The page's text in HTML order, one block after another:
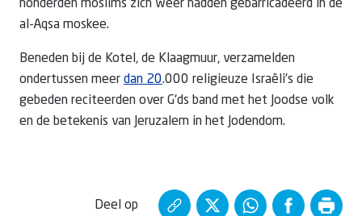
honderden moslims zich weer hadden gebarricadeerd in de
al-Aqsa moskee.
Beneden bij de Kotel, de Klaagmuur, verzamelden
ondertussen meer dan 20.000 religieuze Israëli’s die
gebeden reciteerden over G'ds band met het Joodse volk
en de betekenis van Jeruzalem in het Jodendom.
Deel op